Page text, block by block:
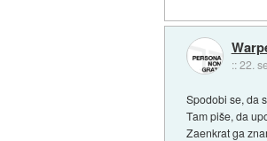
::22.
Spodobi se, da
Tam piše, da
Zaenkrat ga